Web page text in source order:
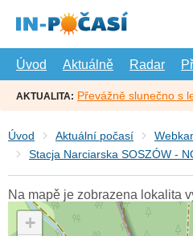
hlavní
Úvod
Aktuálně Radar
AKTUALITA: Převážně slunečno s
Úvod Aktuální počasí
Stacja Narciarska SOSZÓW -
Na mapě je zobrazena lokalita
+